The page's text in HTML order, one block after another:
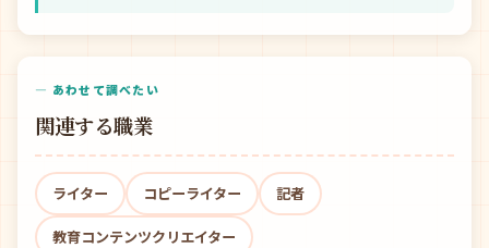
— あわせて調べたい
関連する職業
ライター コピーライター 記者
教育コンテンツクリエイター